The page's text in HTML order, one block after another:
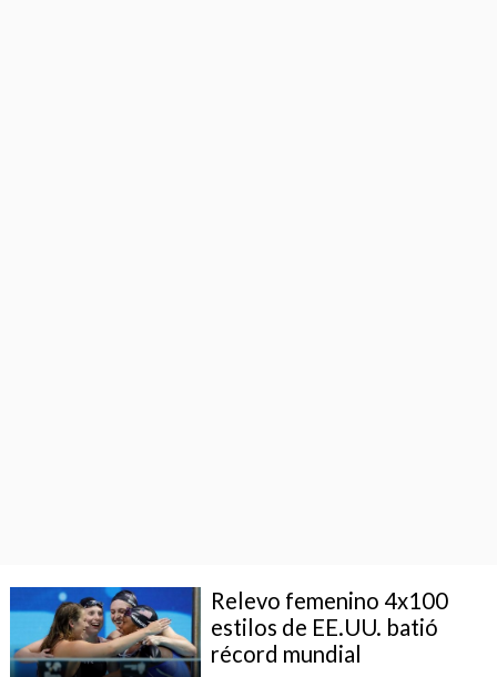
Relevo femenino 4x100
estilos de EE.UU. batió
récord mundial